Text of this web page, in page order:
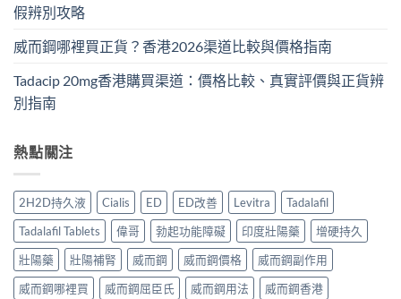
假辨別攻略
威而鋼哪裡買正貨？香港2026渠道比較與價格指南
Tadacip 20mg香港購買渠道：價格比較、真實評價與正貨辨
別指南
熱點關注
2H2D持久液 Cialis ED ED改善 Levitra
Tadalafil
Tadalafil Tablets
偉哥 勃起功能障礙 印度壯陽藥
增硬持久
壯陽藥
壯陽補腎 威而鋼 威而鋼價格
威而鋼副作用
威而鋼哪裡買
威而鋼屈臣氏 威而鋼用法 威而鋼香港